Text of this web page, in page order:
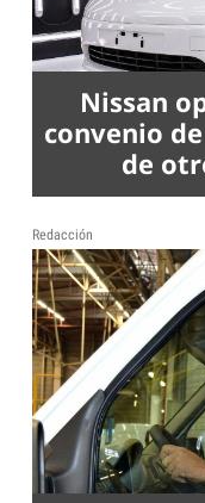
Nissan
convenio
de
Redacción